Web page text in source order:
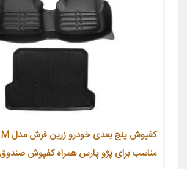
مناسب برای پژو پارس همراه کفپوش